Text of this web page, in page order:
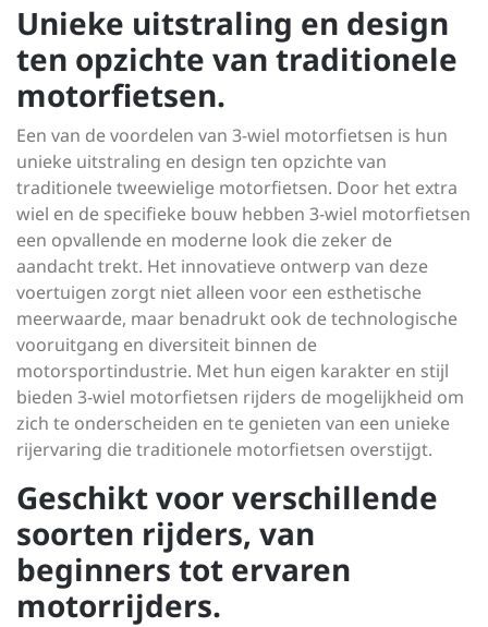
Unieke uitstraling en design
ten opzichte van traditionele
motorfietsen.
Een van de voordelen van 3-wiel motorfietsen is hun
unieke uitstraling en design ten opzichte van
traditionele tweewielige motorfietsen. Door het extra
wiel en de specifieke bouw hebben 3-wiel motorfietsen
een opvallende en moderne look die zeker de
aandacht trekt. Het innovatieve ontwerp van deze
voertuigen zorgt niet alleen voor een esthetische
meerwaarde, maar benadrukt ook de technologische
vooruitgang en diversiteit binnen de
motorsportindustrie. Met hun eigen karakter en stijl
bieden 3-wiel motorfietsen rijders de mogelijkheid om
zich te onderscheiden en te genieten van een unieke
rijervaring die traditionele motorfietsen overstijgt.
Geschikt voor verschillende
soorten rijders, van
beginners tot ervaren
motorrijders.